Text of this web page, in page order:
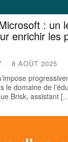
: un
enrichir les
8 AOÛT 2025
le domaine de
Brisk, assistant